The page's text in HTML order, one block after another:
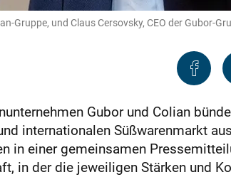
Gruppe, und Claus Cersovsky, CEO der Gubor-
Gubor und Colian
internationalen Süßwarenmarkt
in einer gemeinsamen
in der die jeweiligen Stärken und